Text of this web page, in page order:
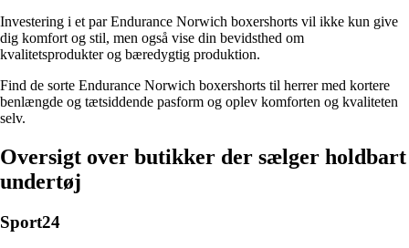
Investering i et par Endurance Norwich boxershorts vil ikke kun give
dig komfort og stil, men også vise din bevidsthed om
kvalitetsprodukter og bæredygtig produktion.
Find de sorte Endurance Norwich boxershorts til herrer med kortere
benlængde og tætsiddende pasform og oplev komforten og kvaliteten
selv.
Oversigt over butikker der sælger holdbart
undertøj
Sport24